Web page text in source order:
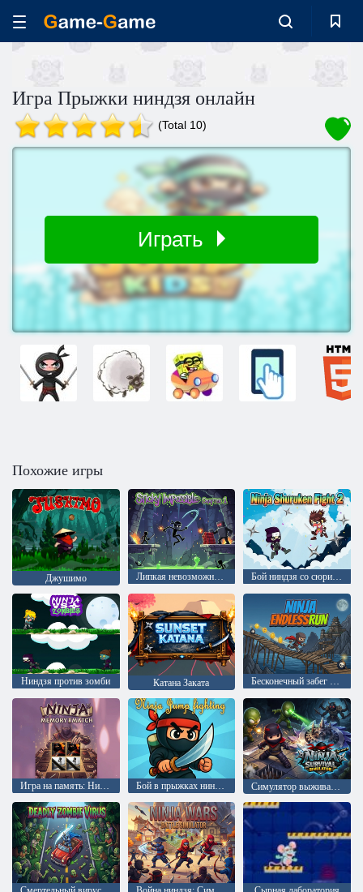
Игра Прыжки ниндзя онлайн
(Total 10)
Играть
Похожие игры
Джушимо Липкая невозможность: Глава 1 Бой ниндзя со сюрикенами 2
Ниндзя против зомби Катана Заката Бесконечный забег ниндзя
Игра на память: Ниндзя Бой в прыжках ниндзя Симулятор выживания ниндзя